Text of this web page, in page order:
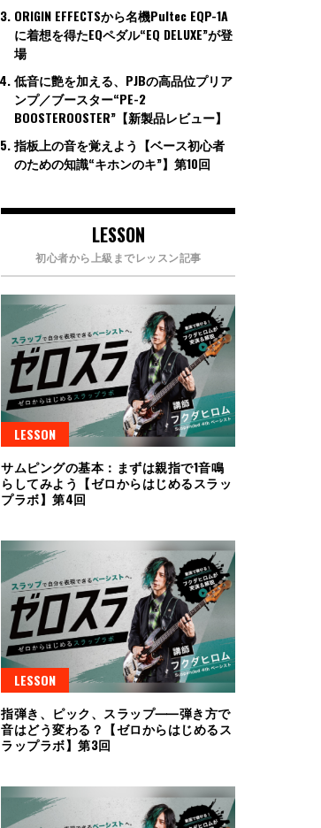
ORIGIN EFFECTSから名機Pultec EQP-1A
に着想を得たEQペダル“EQ DELUXE”が登
場
低音に艶を加える、PJBの高品位プリア
ンプ／ブースター“PE-2
BOOSTEROOSTER”【新製品レビュー】
指板上の音を覚えよう【ベース初心者
のための知識“キホンのキ”】第10回
LESSON
初心者から上級までレッスン記事
LESSON
サムピングの基本：まずは親指で1音鳴
らしてみよう【ゼロからはじめるスラッ
プラボ】第4回
LESSON
指弾き、ピック、スラップ⸺弾き方で
音はどう変わる？【ゼロからはじめるス
ラップラボ】第3回